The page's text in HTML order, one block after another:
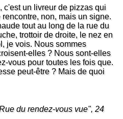
un livreur de pizzas qui
non, mais un signe.
tout au long de la rue du
trottoir de droite, le nez en
je vois. Nous sommes
elles ? Nous sont-elles
vous pour toutes les fois que.
peut-être ? Mais de quoi
du rendez-vous vue", 24